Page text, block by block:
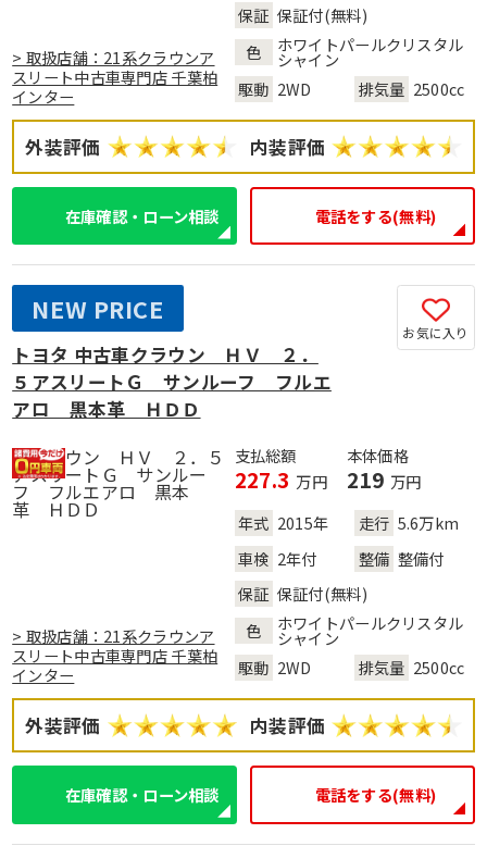
> 取扱店舗：21系クラウンア
スリート中古車専門店 千葉柏
インター
保証 保証付(無料)
色
ホワイトパールクリスタル
シャイン
駆動 2WD 排気量 2500cc
外装評価 内装評価
在庫確認・ローン相談 電話をする(無料)
お気に入り
NEW PRICE
トヨタ 中古車クラウン ＨＶ ２．
５アスリートＧ サンルーフ フルエ
アロ 黒本革 ＨＤＤ
> 取扱店舗：21系クラウンア
スリート中古車専門店 千葉柏
インター
支払総額
227.3 万円
本体価格
219 万円
年式 2015年 走行 5.6万km
車検 2年付 整備 整備付
保証 保証付(無料)
色
ホワイトパールクリスタル
シャイン
駆動 2WD 排気量 2500cc
外装評価 内装評価
在庫確認・ローン相談 電話をする(無料)